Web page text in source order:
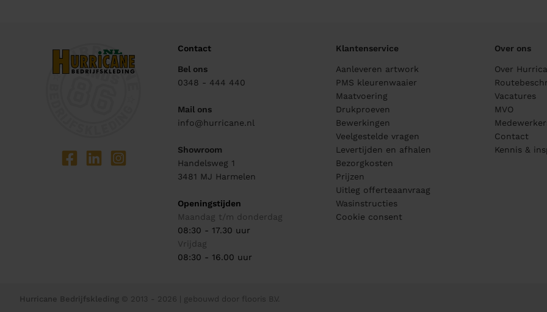
Contact
Bel ons
0348 - 444 440
Mail ons
info@hurricane.nl
Showroom
Handelsweg 1
3481 MJ Harmelen
Openingstijden
Maandag t/m donderdag
08:30 - 17.30 uur
Vrijdag
08:30 - 16.00 uur
Klantenservice
Aanleveren artwork
PMS kleurenwaaier
Maatvoering
Drukproeven
Bewerkingen
Veelgestelde vragen
Levertijden en afhalen
Bezorgkosten
Prijzen
Uitleg offerteaanvraag
Wasinstructies
Cookie consent
Over ons
Over
Vacatures
MVO
Contact
Kennis &
Hurricane Bedrijfskleding © 2013 - 2026 | gebouwd door flooris B.V.